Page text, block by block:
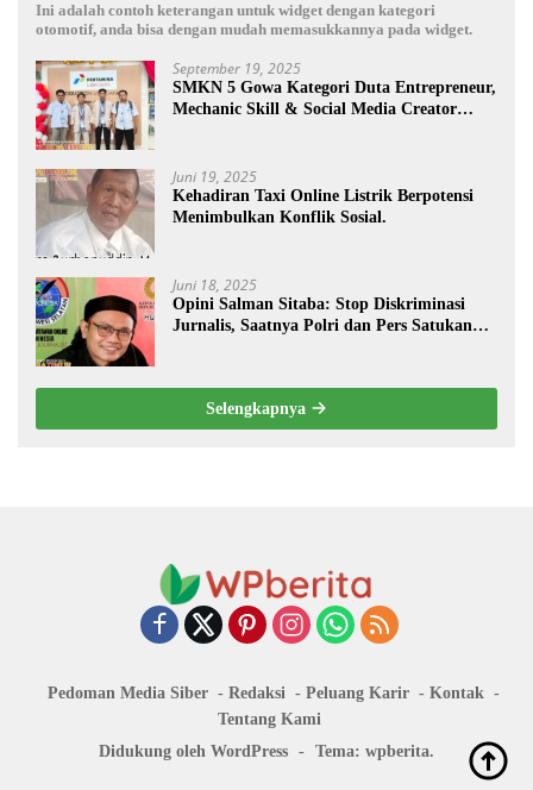
Ini adalah contoh keterangan untuk widget dengan kategori
otomotif, anda bisa dengan mudah memasukkannya pada widget.
September 19, 2025
SMKN 5 Gowa Kategori Duta Entrepreneur,
Mechanic Skill & Social Media Creator
Juni 19, 2025
Kehadiran Taxi Online Listrik Berpotensi
Menimbulkan Konflik Sosial.
Juni 18, 2025
Opini Salman Sitaba: Stop Diskriminasi
Jurnalis, Saatnya Polri dan Pers Satukan
Selengkapnya
Pedoman Media Siber Redaksi Peluang Karir
Kontak
Tentang Kami
Didukung oleh WordPress - Tema: wpberita.